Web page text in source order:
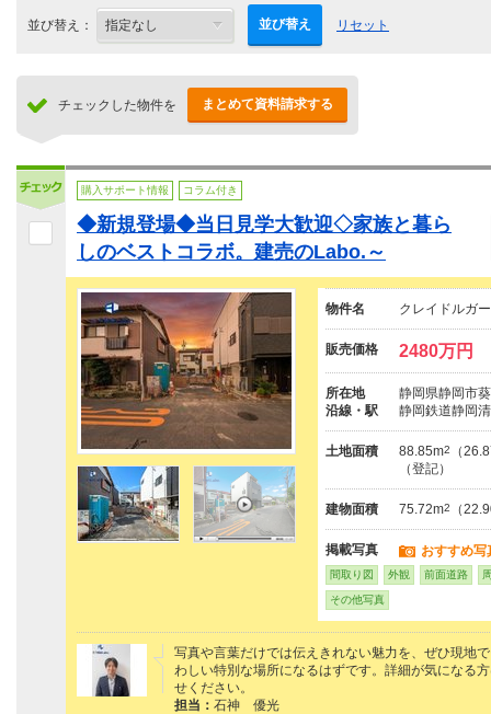
並び替え： 並び替え リセット
チェックした物件を まとめて資料請求する
購入サポート情報 コラム付き
◆新規登場◆当日見学大歓迎◇家族と暮ら
しのベストコラボ。建売のLabo.～
物件名 クレイドルガ
販売価格 2480万円
所在地
静岡県静岡市
沿線・駅
静岡鉄道静岡
土地面積 88.85m2
（
（登記）
建物面積 75.72m2 （
掲載写真 おすすめ写
間取り図 外観 前面道路
その他写真
写真や言葉だけでは伝えきれない魅力を、ぜひ現地
わしい特別な場所になるはずです。詳細が気になる
せください。
担当： 石神 優光